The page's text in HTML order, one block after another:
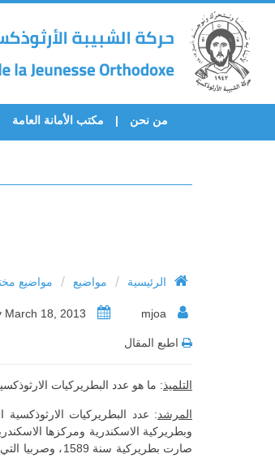
من نحن مكتب الأمانة العامة
الرئيسية / مواضيع / مواضيع
اطبع المقال
التلميذ: ما هو عدد البطريركيات
المرشد: عدد البطريركيات
وبطريركية الاسكندرية ومركزها